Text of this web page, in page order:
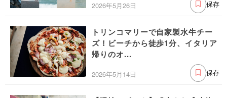
2026年5月26日 保存
トリンコマリーで自家製水牛チー
ズ！ビーチから徒歩1分、イタリア
帰りのオ...
2026年5月14日 保存